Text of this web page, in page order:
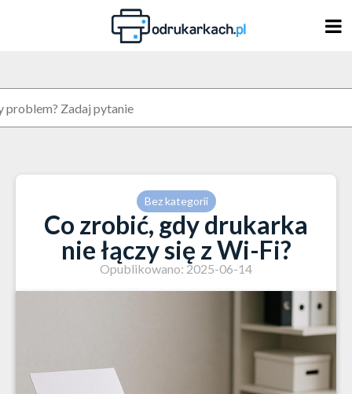
Bez kategorii
Co zrobić, gdy drukarka
nie łączy się z Wi-Fi?
Opublikowano: 2025-06-14